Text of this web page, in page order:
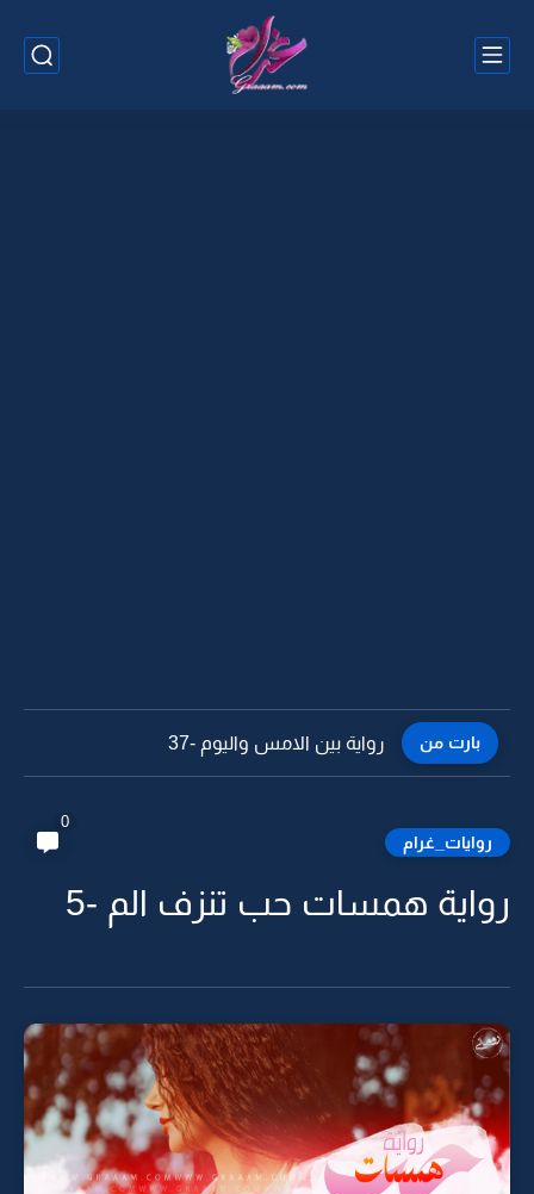
بارت من رواية بين الامس واليوم -36
روايات_غرام
0
رواية همسات حب تنزف الم -5